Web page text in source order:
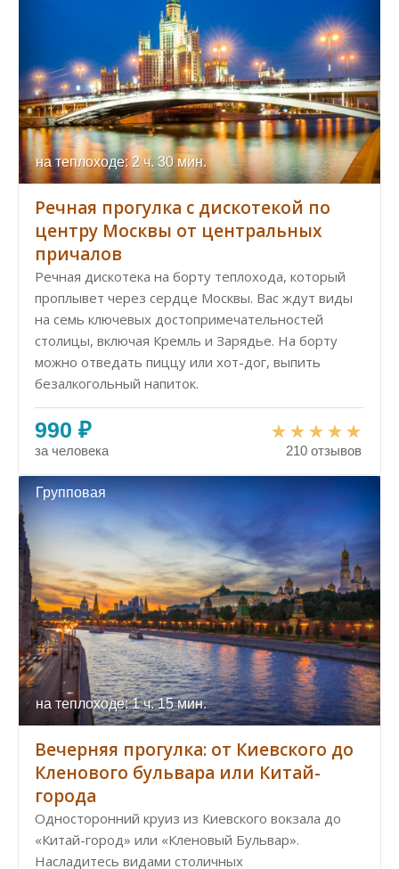
на теплоходе: 2 ч. 30 мин.
Речная прогулка с дискотекой по
центру Москвы от центральных
причалов
Речная дискотека на борту теплохода, который
проплывет через сердце Москвы. Вас ждут виды
на семь ключевых достопримечательностей
столицы, включая Кремль и Зарядье. На борту
можно отведать пиццу или хот-дог, выпить
безалкогольный напиток.
990 ₽
за человека 210 отзывов
Групповая
на теплоходе: 1 ч. 15 мин.
Вечерняя прогулка: от Киевского до
Кленового бульвара или Китай-
города
Односторонний круиз из Киевского вокзала до
«Китай-город» или «Кленовый Бульвар».
Насладитесь видами столичных